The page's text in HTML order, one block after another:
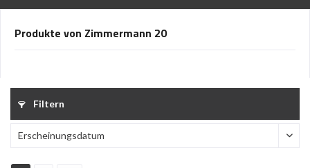
Produkte von Zimmermann 20
Filtern